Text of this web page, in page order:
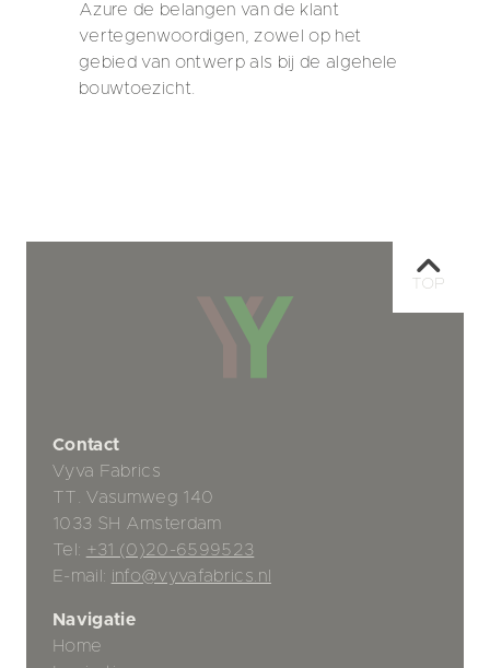
Azure de belangen van de klant
vertegenwoordigen, zowel op het
gebied van ontwerp als bij de algehele
bouwtoezicht.
Contact
Vyva Fabrics
TT. Vasumweg 140
1033 SH Amsterdam
Tel: +31 (0)20-6599523
E-mail: info@vyvafabrics.nl
Navigatie
Home
TOP